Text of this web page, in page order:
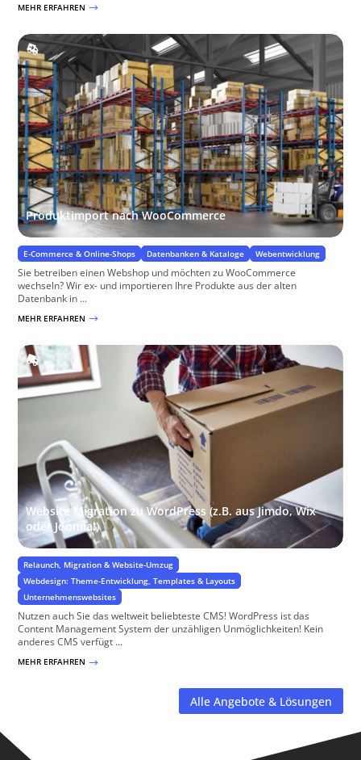
MEHR ERFAHREN $
Produktimport nach WooCommerce
E-Commerce & Online-Shops Datenbanken & Kataloge Webentwicklung
Sie betreiben einen Webshop und möchten zu WooCommerce
wechseln? Wir ex- und importieren Ihre Produkte aus der alten
Datenbank in ...
MEHR ERFAHREN $
Website Migration zu WordPress (z.B. aus Jimdo, Wix
oder Joomia!)
Relaunch, Migration & Website-Umzug
Webdesign: Theme-Entwicklung, Templates & Layouts
Unternehmenswebsites
Nutzen auch Sie das weltweit beliebteste CMS! WordPress ist das
Content Management System der unzähligen Unmöglichkeiten! Kein
anderes CMS verfügt ...
MEHR ERFAHREN $
Alle Angebote & Lösungen